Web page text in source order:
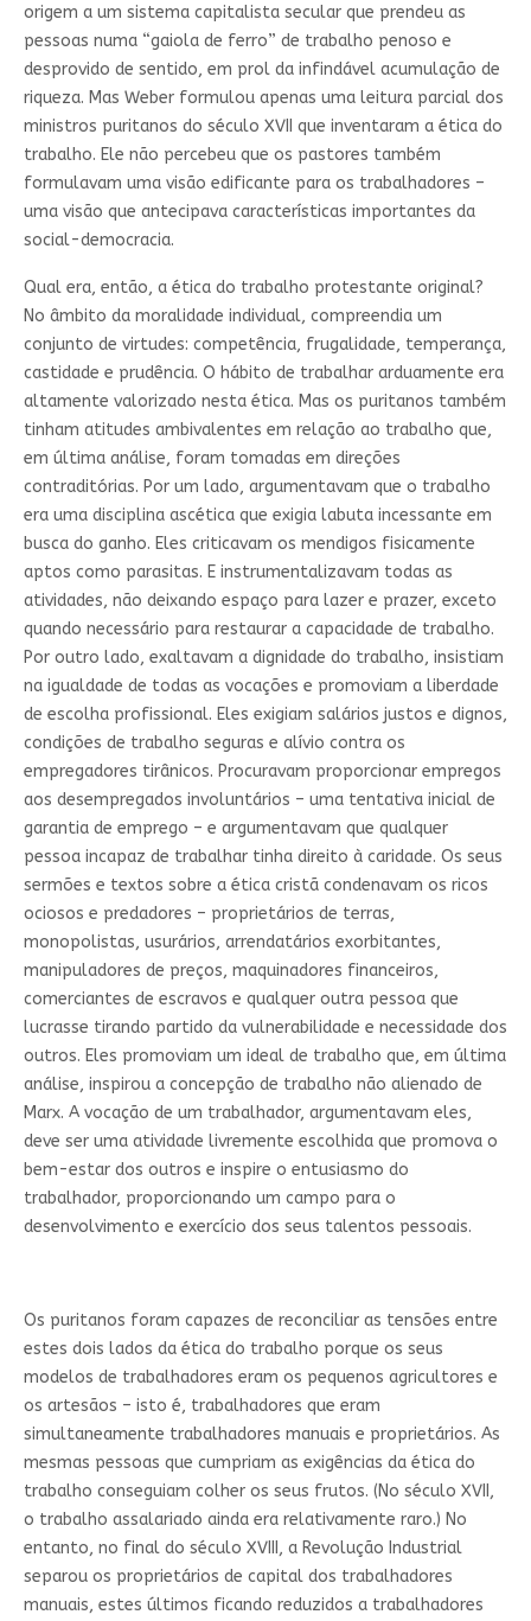
origem a um sistema capitalista secular que prendeu as
pessoas numa “gaiola de ferro” de trabalho penoso e
desprovido de sentido, em prol da infindável acumulação de
riqueza. Mas Weber formulou apenas uma leitura parcial dos
ministros puritanos do século XVII que inventaram a ética do
trabalho. Ele não percebeu que os pastores também
formulavam uma visão edificante para os trabalhadores –
uma visão que antecipava características importantes da
social-democracia.
Qual era, então, a ética do trabalho protestante original?
No âmbito da moralidade individual, compreendia um
conjunto de virtudes: competência, frugalidade, temperança,
castidade e prudência. O hábito de trabalhar arduamente era
altamente valorizado nesta ética. Mas os puritanos também
tinham atitudes ambivalentes em relação ao trabalho que,
em última análise, foram tomadas em direções
contraditórias. Por um lado, argumentavam que o trabalho
era uma disciplina ascética que exigia labuta incessante em
busca do ganho. Eles criticavam os mendigos fisicamente
aptos como parasitas. E instrumentalizavam todas as
atividades, não deixando espaço para lazer e prazer, exceto
quando necessário para restaurar a capacidade de trabalho.
Por outro lado, exaltavam a dignidade do trabalho, insistiam
na igualdade de todas as vocações e promoviam a liberdade
de escolha profissional. Eles exigiam salários justos e dignos,
condições de trabalho seguras e alívio contra os
empregadores tirânicos. Procuravam proporcionar empregos
aos desempregados involuntários – uma tentativa inicial de
garantia de emprego – e argumentavam que qualquer
pessoa incapaz de trabalhar tinha direito à caridade. Os seus
sermões e textos sobre a ética cristã condenavam os ricos
ociosos e predadores – proprietários de terras,
monopolistas, usurários, arrendatários exorbitantes,
manipuladores de preços, maquinadores financeiros,
comerciantes de escravos e qualquer outra pessoa que
lucrasse tirando partido da vulnerabilidade e necessidade dos
outros. Eles promoviam um ideal de trabalho que, em última
análise, inspirou a concepção de trabalho não alienado de
Marx. A vocação de um trabalhador, argumentavam eles,
deve ser uma atividade livremente escolhida que promova o
bem-estar dos outros e inspire o entusiasmo do
trabalhador, proporcionando um campo para o
desenvolvimento e exercício dos seus talentos pessoais.
Os puritanos foram capazes de reconciliar as tensões entre
estes dois lados da ética do trabalho porque os seus
modelos de trabalhadores eram os pequenos agricultores e
os artesãos – isto é, trabalhadores que eram
simultaneamente trabalhadores manuais e proprietários. As
mesmas pessoas que cumpriam as exigências da ética do
trabalho conseguiam colher os seus frutos. (No século XVII,
o trabalho assalariado ainda era relativamente raro.) No
entanto, no final do século XVIII, a Revolução Industrial
separou os proprietários de capital dos trabalhadores
manuais, estes últimos ficando reduzidos a trabalhadores